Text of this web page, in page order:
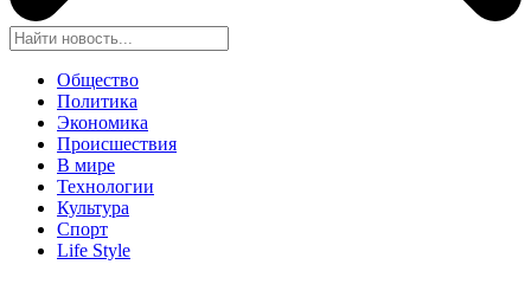
Общество
Политика
Экономика
Происшествия
В мире
Технологии
Культура
Спорт
Life Style